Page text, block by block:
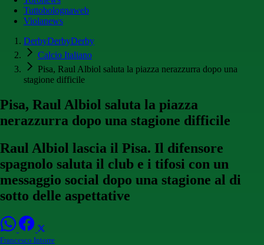
Tuttobolognaweb
Violanews
DerbyDerbyDerby
Calcio Italiano
Pisa, Raul Albiol saluta la piazza nerazzurra dopo una
stagione difficile
Pisa, Raul Albiol saluta la piazza
nerazzurra dopo una stagione difficile
Raul Albiol lascia il Pisa. Il difensore
spagnolo saluta il club e i tifosi con un
messaggio social dopo una stagione al di
sotto delle aspettative
Francesco Intorre